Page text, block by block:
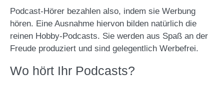
Podcast-Hörer bezahlen also, indem sie Werbung
hören. Eine Ausnahme hiervon bilden natürlich die
reinen Hobby-Podcasts. Sie werden aus Spaß an der
Freude produziert und sind gelegentlich Werbefrei.
Wo hört Ihr Podcasts?